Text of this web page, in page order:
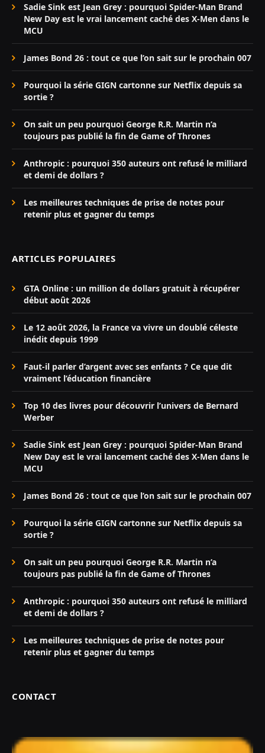
Sadie Sink est Jean Grey : pourquoi Spider-Man Brand
New Day est le vrai lancement caché des X-Men dans le
MCU
James Bond 26 : tout ce que l’on sait sur le prochain 007
Pourquoi la série GIGN cartonne sur Netflix depuis sa
sortie ?
On sait un peu pourquoi George R.R. Martin n’a
toujours pas publié la fin de Game of Thrones
Anthropic : pourquoi 350 auteurs ont refusé le milliard
et demi de dollars ?
Les meilleures techniques de prise de notes pour
retenir plus et gagner du temps
ARTICLES POPULAIRES
GTA Online : un million de dollars gratuit à récupérer
début août 2026
Le 12 août 2026, la France va vivre un doublé céleste
inédit depuis 1999
Faut-il parler d’argent avec ses enfants ? Ce que dit
vraiment l’éducation financière
Top 10 des livres pour découvrir l’univers de Bernard
Werber
Sadie Sink est Jean Grey : pourquoi Spider-Man Brand
New Day est le vrai lancement caché des X-Men dans le
MCU
James Bond 26 : tout ce que l’on sait sur le prochain 007
Pourquoi la série GIGN cartonne sur Netflix depuis sa
sortie ?
On sait un peu pourquoi George R.R. Martin n’a
toujours pas publié la fin de Game of Thrones
Anthropic : pourquoi 350 auteurs ont refusé le milliard
et demi de dollars ?
Les meilleures techniques de prise de notes pour
retenir plus et gagner du temps
CONTACT